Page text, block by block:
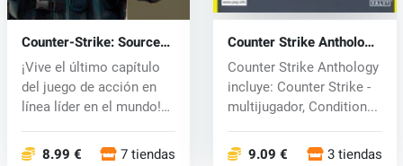
Counter-Strike: Source
(PC) CD key
¡Vive el último capítulo
del juego de acción en
línea líder en el mundo!
8.99 € 7 tiendas
Counter Strike Anthology
(PC) CD key
Counter Strike Anthology
incluye: Counter Strike -
multijugador, Condition...
9.09 € 3 tiendas